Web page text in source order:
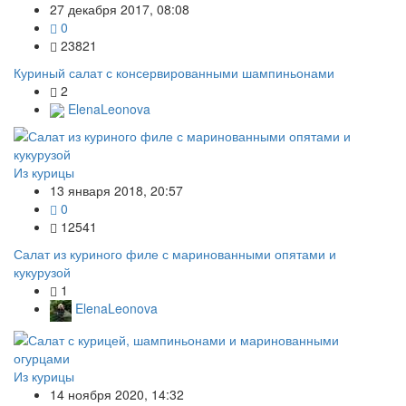
27 декабря 2017, 08:08
0
23821
Куриный салат с консервированными шампиньонами
2
ElenaLeonova
Из курицы
13 января 2018, 20:57
0
12541
Салат из куриного филе с маринованными опятами и
кукурузой
1
ElenaLeonova
Из курицы
14 ноября 2020, 14:32